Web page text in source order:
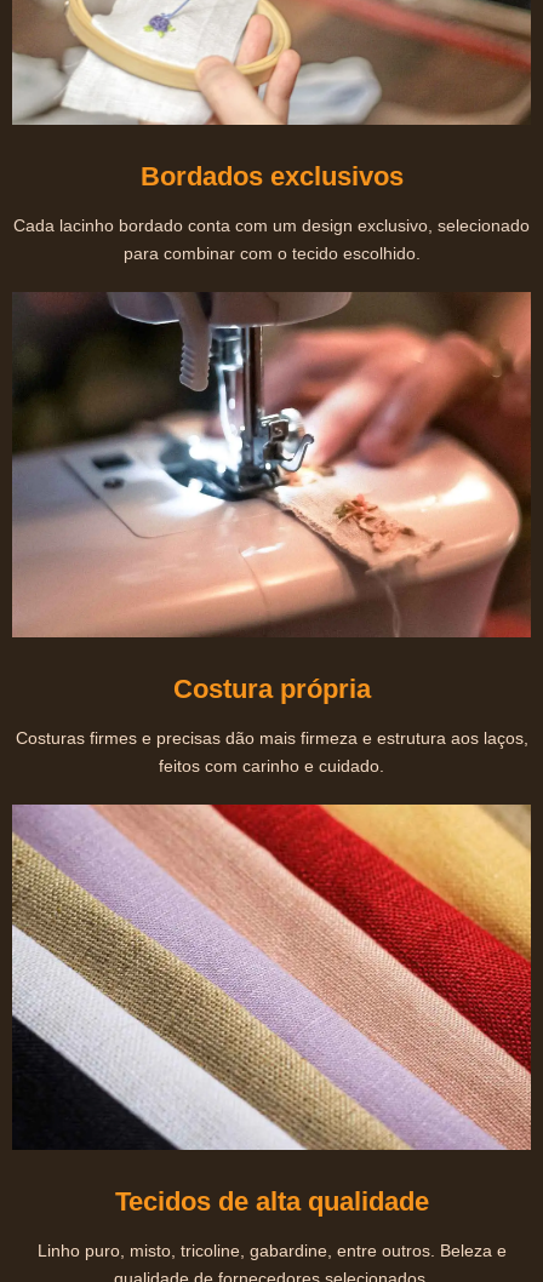
Bordados exclusivos
Cada lacinho bordado conta com um design exclusivo, selecionado
para combinar com o tecido escolhido.
Costura própria
Costuras firmes e precisas dão mais firmeza e estrutura aos laços,
feitos com carinho e cuidado.
Tecidos de alta qualidade
Linho puro, misto, tricoline, gabardine, entre outros. Beleza e